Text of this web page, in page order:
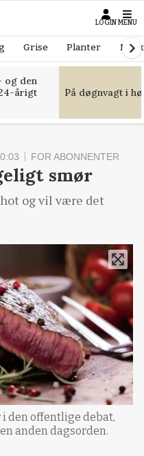
LOGIN MENU
Grise Planter
og den
årigt
På døgnvagt i
FOR ABONNENTER
smør
og vil være det
den offentlige debat,
anden dagsorden.